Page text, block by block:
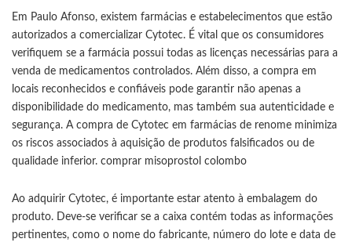
Em Paulo Afonso, existem farmácias e estabelecimentos que estão
autorizados a comercializar Cytotec. É vital que os consumidores
verifiquem se a farmácia possui todas as licenças necessárias para a
venda de medicamentos controlados. Além disso, a compra em
locais reconhecidos e confiáveis pode garantir não apenas a
disponibilidade do medicamento, mas também sua autenticidade e
segurança. A compra de Cytotec em farmácias de renome minimiza
os riscos associados à aquisição de produtos falsificados ou de
qualidade inferior. comprar misoprostol colombo
Ao adquirir Cytotec, é importante estar atento à embalagem do
produto. Deve-se verificar se a caixa contém todas as informações
pertinentes, como o nome do fabricante, número do lote e data de